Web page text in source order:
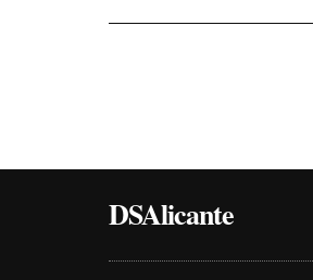
DSAlicante